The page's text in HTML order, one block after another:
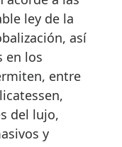
ley de la
así
en los
entre
del lujo,
y